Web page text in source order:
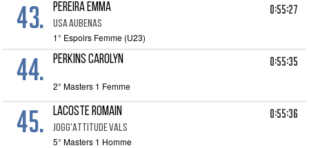
43. PEREIRA Emma
USA AUBENAS
0:55:27
1° Espoirs Femme (U23)
44. PERKINS Carolyn 0:55:35
2° Masters 1 Femme
45. LACOSTE Romain
JOGG'ATTITUDE VALS
0:55:36
5° Masters 1 Homme